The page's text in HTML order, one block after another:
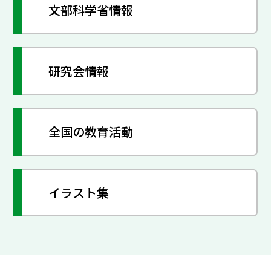
文部科学省情報
研究会情報
全国の教育活動
イラスト集